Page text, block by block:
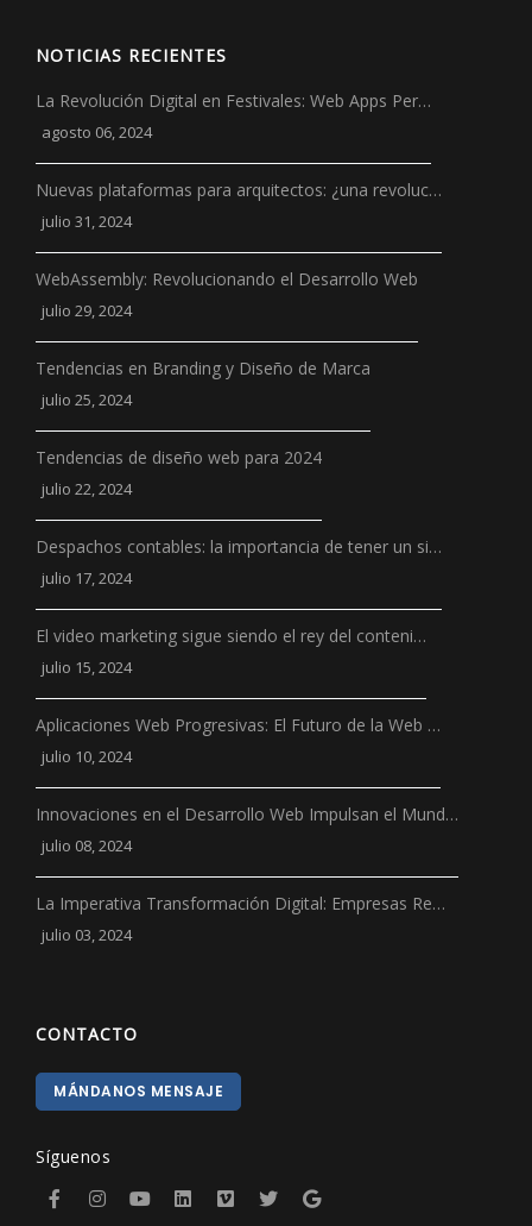
NOTICIAS RECIENTES
La Revolución Digital en Festivales: Web Apps Per…
agosto 06, 2024
Nuevas plataformas para arquitectos: ¿una revoluc…
julio 31, 2024
WebAssembly: Revolucionando el Desarrollo Web
julio 29, 2024
Tendencias en Branding y Diseño de Marca
julio 25, 2024
Tendencias de diseño web para 2024
julio 22, 2024
Despachos contables: la importancia de tener un si…
julio 17, 2024
El video marketing sigue siendo el rey del conteni…
julio 15, 2024
Aplicaciones Web Progresivas: El Futuro de la Web …
julio 10, 2024
Innovaciones en el Desarrollo Web Impulsan el Mund…
julio 08, 2024
La Imperativa Transformación Digital: Empresas Re…
julio 03, 2024
CONTACTO
MÁNDANOS MENSAJE
Síguenos